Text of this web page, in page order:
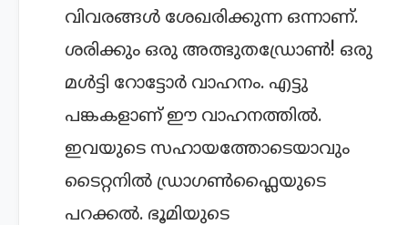
വിവരങ്ങള്‍ ശേഖരിക്കുന്ന ഒന്നാണ്.
ശരിക്കും ഒരു അത്ഭുതഡ്രോണ്‍! ഒരു
മള്‍ട്ടി റോട്ടോര്‍ വാഹനം. എട്ടു
പങ്കകളാണ് ഈ വാഹനത്തില്‍.
ഇവയുടെ സഹായത്തോടെയാവും
ടൈറ്റനില്‍ ഡ്രാഗണ്‍ഫ്ലൈയുടെ
പറക്കല്‍. ഭൂമിയുടെ